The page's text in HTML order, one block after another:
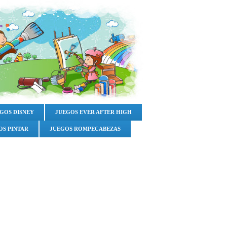
DISNEY JUEGOS EVER AFTER HIGH
PINTAR JUEGOS ROMPECABEZAS